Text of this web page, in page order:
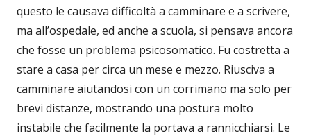
questo le causava difficoltà a camminare e a scrivere,
ma all’ospedale, ed anche a scuola, si pensava ancora
che fosse un problema psicosomatico. Fu costretta a
stare a casa per circa un mese e mezzo. Riusciva a
camminare aiutandosi con un corrimano ma solo per
brevi distanze, mostrando una postura molto
instabile che facilmente la portava a rannicchiarsi. Le